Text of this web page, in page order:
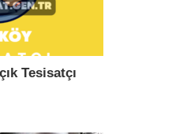
Tesisatçı